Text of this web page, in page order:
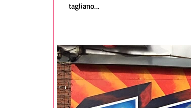
tagliano...